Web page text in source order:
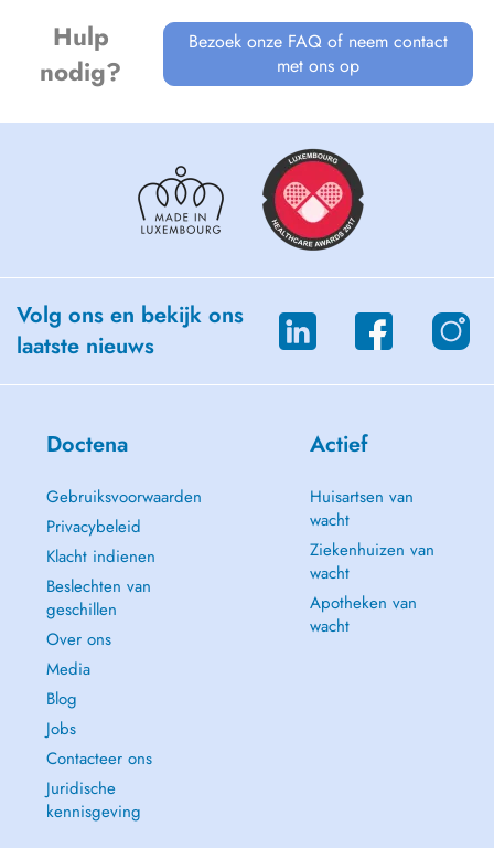
Hulp
nodig?
Bezoek onze FAQ of neem contact
met ons op
Volg ons en bekijk ons
laatste nieuws
Doctena
Gebruiksvoorwaarden
Privacybeleid
Klacht indienen
Beslechten van
geschillen
Over ons
Media
Blog
Jobs
Contacteer ons
Juridische
kennisgeving
Actief
Huisartsen van
wacht
Ziekenhuizen van
wacht
Apotheken van
wacht